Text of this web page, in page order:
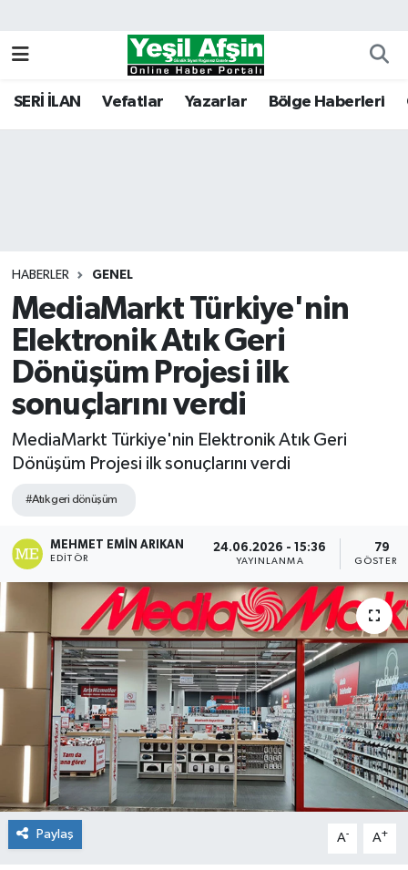
SERİ İLAN Vefatlar Yazarlar Bölge Haberleri
HABERLER GENEL
MediaMarkt Türkiye'nin
Elektronik Atık Geri
Dönüşüm Projesi ilk
sonuçlarını verdi
MediaMarkt Türkiye'nin Elektronik Atık Geri
Dönüşüm Projesi ilk sonuçlarını verdi
#Atık geri dönüşüm
MEHMET EMIN ARIKAN
EDITÖR
24.06.2026 - 15:36
YAYINLANMA
79
Paylaş A- A+
Kahramanmaraş Nöbetçi Eczaneler
Tüm Manşetler
Son Dakika Haberleri
Haber Arşivi